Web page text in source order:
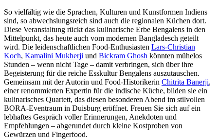
So vielfältig wie die Sprachen, Kulturen und Kunstformen Indiens
sind, so abwechslungsreich sind auch die regionalen Küchen dort.
Diese Veranstaltung rückt das kulinarische Erbe Bengalens in den
Mittelpunkt, das heute auch vom modernen Bangladesch geteilt
wird. Die leidenschaftlichen Food-Enthusiasten Lars-Christian
Koch, Kamalini Mukherji und Bickram Ghosh könnten mühelos
Stunden – wenn nicht Tage – damit verbringen, sich über ihre
Begeisterung für die reiche Esskultur Bengalens auszutauschen.
Gemeinsam mit der Autorin und Food-Historikerin Chitrita Banerji,
einer renommierten Expertin für die indische Küche, bilden sie ein
kulinarisches Quartett, das diesen besonderen Abend im stilvollen
BORA-Eventraum in Duisburg eröffnet. Freuen Sie sich auf ein
lebhaftes Gespräch voller Erinnerungen, Anekdoten und
Empfehlungen – abgerundet durch kleine Kostproben von
Gewürzen und Fingerfood.